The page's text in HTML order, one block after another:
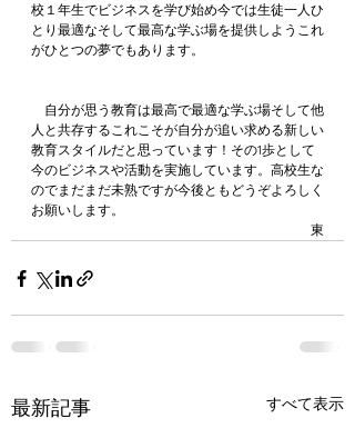
校１年生でビジネスを学び始め今では生徒一人ひ
とり最適なそして最高な学ぶ場を提供しようこれ
がひとつの夢でもあります。
自分が思う教育は最高で最適な学ぶ場そして他
人と共存するこれこそが自分が追い求める新しい
教育スタイルだと思っています！その1歩として
今のビジネスや活動を実施しています。高校生な
のでまだまだ未熟ですが今後ともどうぞよろしく
お願いします。
東
最新記事 すべて表示